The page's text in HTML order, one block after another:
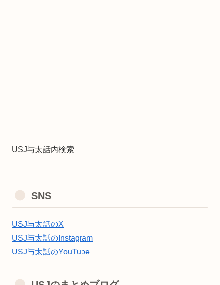
USJ与太話内検索
SNS
USJ与太話のX
USJ与太話のInstagram
USJ与太話のYouTube